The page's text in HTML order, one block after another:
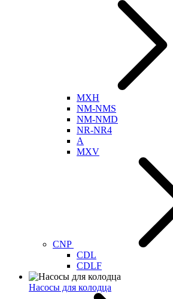
MXH
NM-NMS
NM-NMD
NR-NR4
A
MXV
CNP
CDL
CDLF
Насосы для колодца